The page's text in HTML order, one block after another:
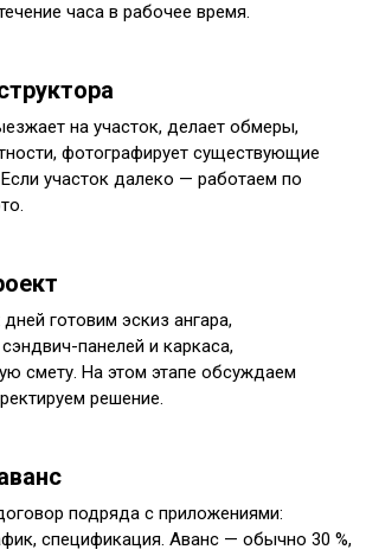
часа в рабочее время.
на участок, делает обмеры,
фотографирует существующие
участок далеко — работаем по
готовим эскиз ангара,
панелей и каркаса,
смету. На этом этапе обсуждаем
решение.
подряда с приложениями:
спецификация. Аванс — обычно 30 %,